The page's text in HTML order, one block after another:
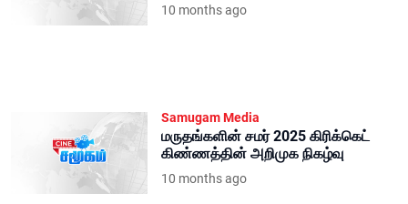
10 months ago
Samugam Media
மருதங்களின் சமர் 2025 கிரிக்கெட்
கிண்ணத்தின் அறிமுக நிகழ்வு
10 months ago